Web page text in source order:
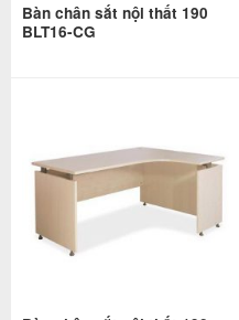
Bàn chân sắt nội thất 190
BLT16-CG